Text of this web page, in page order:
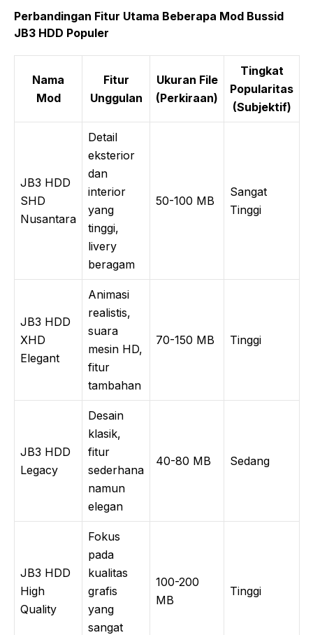
Perbandingan Fitur Utama Beberapa Mod Bussid
JB3 HDD Populer
Nama
Mod
Fitur
Unggulan
Ukuran File
(Perkiraan)
Tingkat
Popularitas
(Subjektif)
JB3 HDD
SHD
Nusantara
Detail
eksterior
dan
interior
yang
tinggi,
livery
beragam
50-100 MB
Sangat
Tinggi
JB3 HDD
XHD
Elegant
Animasi
realistis,
suara
mesin HD,
fitur
tambahan
70-150 MB Tinggi
JB3 HDD
Legacy
Desain
klasik,
fitur
sederhana
namun
elegan
40-80 MB Sedang
JB3 HDD
High
Quality
Fokus
pada
kualitas
grafis
yang
sangat
100-200
MB
Tinggi